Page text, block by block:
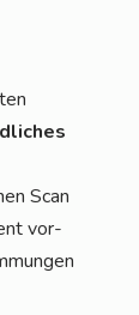
Scan
vor­